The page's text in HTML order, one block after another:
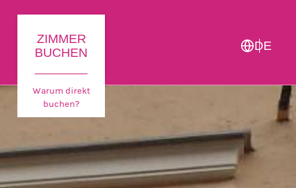
ZIMMER
BUCHEN
Warum direkt
buchen?
DE